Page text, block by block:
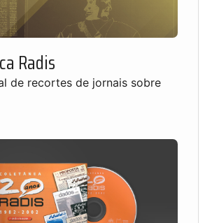
Radis
de recortes de jornais sobre